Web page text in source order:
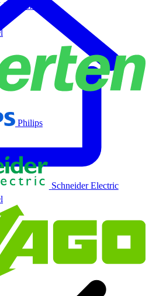
GmbH
Philips
Schneider Electric